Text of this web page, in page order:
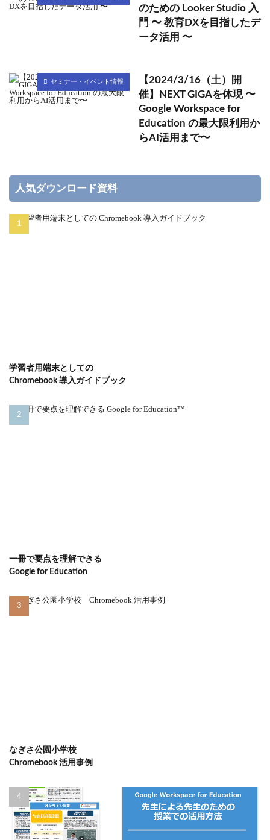
のための Looker Studio 入
門 〜 教育DXを目指したデ
ータ活用 〜
セミナー・イベント情報
【2024/3/16（土）開
催】NEXT GIGAを体現 〜
Google Workspace for
Education の最大限利用か
らAI活用まで〜
人気ダウンロード資料
学習者用端末としての
Chromebook 導入ガイドブック
一冊で要点を理解できる
Google for Education
なぎさ公園小学校
Chromebook 活用事例